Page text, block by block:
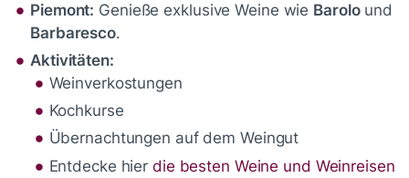
Piemont: Genieße exklusive Weine wie Barolound
Barbaresco.
Aktivitäten:
Weinverkostungen
Kochkurse
Übernachtungen auf dem Weingut
Entdecke hier die besten Weine und Weinreisen